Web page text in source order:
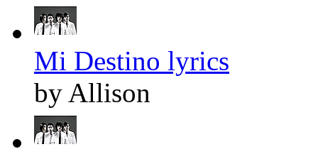
Mi Destino lyrics
by Allison